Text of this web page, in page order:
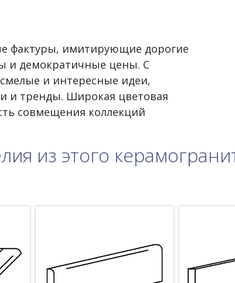
фактуры, имитирующие дорогие
и демократичные цены. С
и интересные идеи,
и тренды. Широкая цветовая
совмещения коллекций
из этого